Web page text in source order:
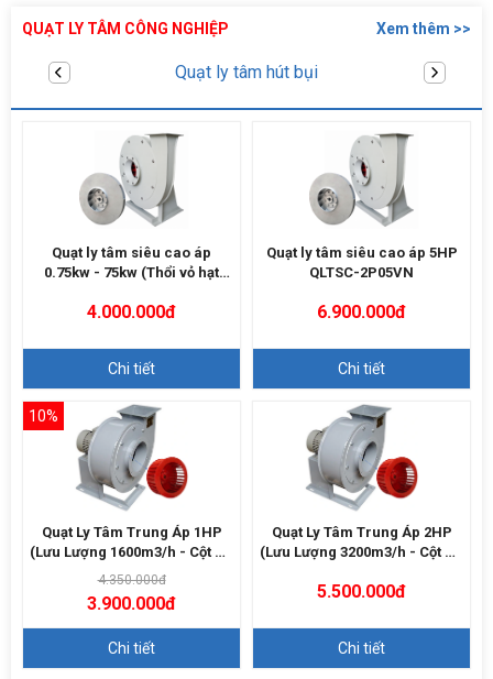
QUẠT LY TÂM CÔNG NGHIỆP Xem thêm >>
Quạt sò thổi cao áp
Quạt ly tâm siêu cao áp
0.75kw - 75kw (Thổi vỏ hạt
4.000.000đ
Chi tiết
Quạt ly tâm siêu cao áp 5HP
QLTSC-2P05VN
6.900.000đ
Chi tiết
10%
Quạt Ly Tâm Trung Áp 1HP
(Lưu Lượng 1600m3/h - Cột Áp
700Pa)
4.350.000đ
3.900.000đ
Chi tiết
Quạt Ly Tâm Trung Áp 2HP
(Lưu Lượng 3200m3/h - Cột Áp
5.500.000đ
Chi tiết